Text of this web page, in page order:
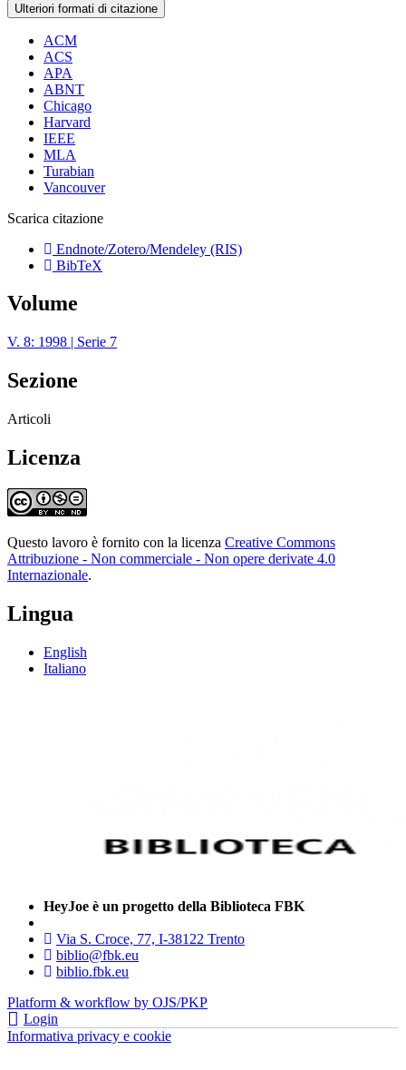
Ulteriori formati di citazione
ACM
ACS
APA
ABNT
Chicago
Harvard
IEEE
MLA
Turabian
Vancouver
Scarica citazione
Endnote/Zotero/Mendeley (RIS)
BibTeX
Volume
V. 8: 1998 | Serie 7
Sezione
Articoli
Licenza
Questo lavoro è fornito con la licenza Creative Commons
Attribuzione - Non commerciale - Non opere derivate 4.0
Internazionale.
Lingua
English
Italiano
HeyJoe è un progetto della Biblioteca FBK
Via S. Croce, 77, I-38122 Trento
biblio@fbk.eu
biblio.fbk.eu
Platform & workflow by OJS/PKP
Login
Informativa privacy e cookie